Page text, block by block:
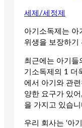
세제/세정제
아기소독제는 아
위생을 보장하기
최근에는 아기들
기소독제의 1 더
에서 아기와 관
양한 요구가 있
을 가지고 있습니
우리 회사는 ‘아